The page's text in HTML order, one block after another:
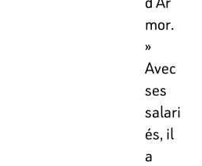
mor.
»
Avec
ses
salari
és, il
a